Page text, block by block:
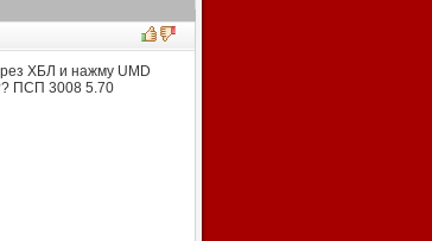
ХБЛ и нажму UMD
ПСП 3008 5.70